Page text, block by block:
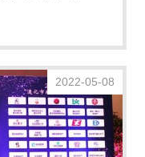
2022-05-08